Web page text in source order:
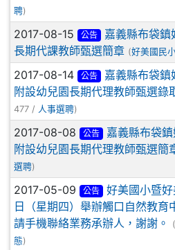
聘)
2017-08-15 公告
嘉義縣布袋鎮
長期代課教師甄選簡章 (好美國民
2017-08-14 公告
嘉義縣布袋鎮
附設幼兒園長期代理教師甄選錄
477 / 人事選聘)
2017-08-08 公告
嘉義縣布袋
附設幼兒園長期代理教師甄選簡
選聘)
2017-05-09 公告
好美國小暨好
日（星期四）舉辦觸口自然教育
請手機聯絡業務承辦人，謝謝。
(
態)